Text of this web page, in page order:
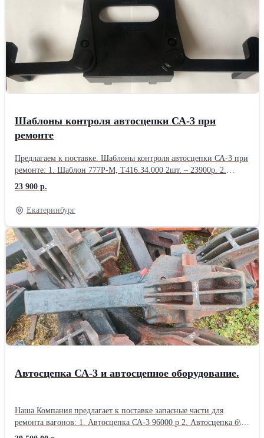
Пружина фиксатора тормозного башмака 2.45.00.26, 3937Н 185р
Розетка низковольтного штепсельного соединения
(низковольтные пинчи)165 р. Унитаз вагонный купейный
13500р. Хомут-скоба концевого крана 450р. Хомут-скоба
запасного резервуара 850 р. E-mail: zm11@mail.ru Вэб-сайт:
https://www.ooovss.ru/vagonzap Тел.\факс: (343)2478483
Шаблоны контроля автосцепки СА-3 при
ремонте
Предлагаем к поставке. Шаблоны контроля автосцепки СА-3 при
ремонте: 1. Шаблон 777Р-М, Т416.34.000 2шт. – 23900р. 2.
Шаблон 780Р-М, Т416.35.000 3шт.– 33000р. 3. Шаблон 816Р,
Т416.12.000 1 шт.– 29600р. 4. Шаблон 834Р, Т416.14.000 2шт.–
35400р. 5. Шаблон 938Р, Т416.13.000 1шт.– 9100р. 6. Шаблон
800Р, Т416.22.000 2шт.– 59000р. 7. Шаблон 847Р, Т416.23.000
1шт.- 83000р 8. Шаблон 826Р, Т416.19.000 1 шт.- 74300р 9.
Шаблон 797Р, Т416.00.009 1шт.- 11500р. E-mail: zm11@mail.ru
Вэб-сайт: https://www.ooovss.ru/vagonzap Тел.\факс: (343)2478483
23 900 р.
Екатеринбург
Автосцепка СА-3 и автосцепное оборудование.
Наша Компания предлагает к поставке запасные части для
ремонта вагонов: 1. Автосцепка СА-3 96000 р 2. Автосцепка б\у
освид. 39500р. 3. Аппарат поглощающий Ш2В-90 34520 р 4.